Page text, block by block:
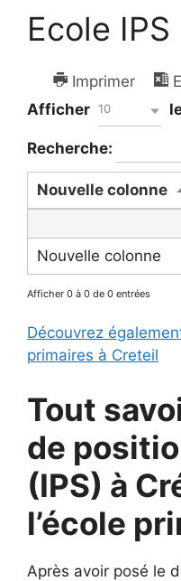
Ecole IPS
Imprimer
Afficher 10
Recherche:
Nouvelle colonne
Nouvelle colonne
Afficher 0 à 0 de 0 entrées
Découvrez
primaires à Creteil
Tout
de
(IPS) à
l’école
Après avoir posé le